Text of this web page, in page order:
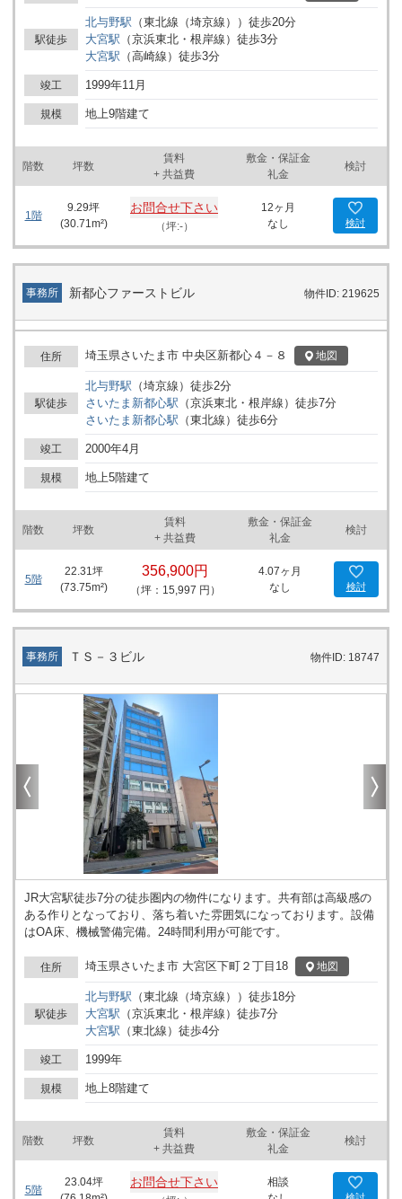
設置されています。エレベーターの複数設置により、各フロアへの
移動がスムーズとなる設計です。オフィスの利用にあたっては、光
ファイバーによる通信環境や機械警備システムが備えられており、
日々の業務活動を支えます。また、建物は新耐震基準に適合してお
り、機械式駐車場も整備されていますので、車による通勤や業務車
両の利用も可能です。 周辺にはビジネスや生活関連のさまざまな施
設が点在しており、オフィスワーカーの日常業務やワークスタイル
をサポートする環境が整っています。各種企業のオフィスや事業拠
点としての利用イメージが想定される建物です。詳細はお問い合わ
せください。
駅徒歩
北与野駅 （東北線（埼京線） ） 徒歩20分
大宮駅 （京浜東北・根岸線 ） 徒歩3分
大宮駅 （高崎線 ） 徒歩3分
竣工 1999年11月
規模 地上9階建て
階数 坪数
賃料
+ 共益費
敷金・保証金
礼金
検討
1階
9.29坪
(30.71m²)
お問合せ下さい
（坪:-）
12ヶ月
なし
検討
事務所 新都心ファーストビル 物件ID: 219625
住所 埼玉県さいたま市 中央区新都心４－８ 地図
駅徒歩
北与野駅 （埼京線 ） 徒歩2分
さいたま新都心駅 （京浜東北・根岸線 ） 徒歩7分
さいたま新都心駅 （東北線 ） 徒歩6分
竣工 2000年4月
規模 地上5階建て
階数 坪数
賃料
+ 共益費
敷金・保証金
礼金
検討
5階
22.31坪
(73.75m²)
356,900円
（坪：15,997 円）
4.07ヶ月
なし
検討
事務所 ＴＳ－３ビル 物件ID: 18747
JR大宮駅徒歩7分の徒歩圏内の物件になります。共有部は高級感の
ある作りとなっており、落ち着いた雰囲気になっております。設備
はOA床、機械警備完備。24時間利用が可能です。
住所 埼玉県さいたま市 大宮区下町２丁目18 地図
駅徒歩
北与野駅 （東北線（埼京線） ） 徒歩18分
大宮駅 （京浜東北・根岸線 ） 徒歩7分
大宮駅 （東北線 ） 徒歩4分
竣工 1999年
規模 地上8階建て
階数 坪数
賃料
+ 共益費
敷金・保証金
礼金
検討
5階
23.04坪
お問合せ下さい
相談